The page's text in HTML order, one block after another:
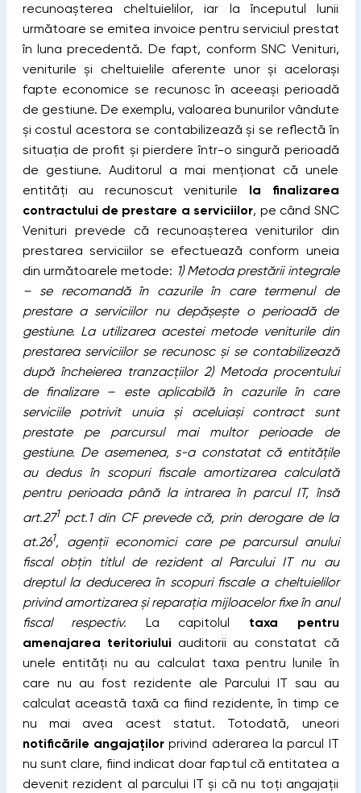
recunoașterea cheltuielilor, iar la începutul lunii
următoare se emitea invoice pentru serviciul prestat
în luna precedentă. De fapt, conform SNC Venituri,
veniturile și cheltuielile aferente unor și acelorași
fapte economice se recunosc în aceeași perioadă
de gestiune. De exemplu, valoarea bunurilor vândute
și costul acestora se contabilizează și se reflectă în
situația de profit și pierdere într-o singură perioadă
de gestiune. Auditorul a mai menționat că unele
entități au recunoscut veniturile la finalizarea
contractului de prestare a serviciilor, pe când SNC
Venituri prevede că recunoașterea veniturilor din
prestarea serviciilor se efectuează conform uneia
din următoarele metode: 1) Metoda prestării integrale
– se recomandă în cazurile în care termenul de
prestare a serviciilor nu depășește o perioadă de
gestiune. La utilizarea acestei metode veniturile din
prestarea serviciilor se recunosc și se contabilizează
după încheierea tranzacțiilor 2) Metoda procentului
de finalizare – este aplicabilă în cazurile în care
serviciile potrivit unuia și aceluiași contract sunt
prestate pe parcursul mai multor perioade de
gestiune. De asemenea, s-a constatat că entitățile
au dedus în scopuri fiscale amortizarea calculată
pentru perioada până la intrarea în parcul IT, însă
art.271pct.1 din CF prevede că, prin derogare de la
at.261, agenții economici care pe parcursul anului
fiscal obțin titlul de rezident al Parcului IT nu au
dreptul la deducerea în scopuri fiscale a cheltuielilor
privind amortizarea și reparația mijloacelor fixe în anul
fiscal respectiv. La capitolul taxa pentru
amenajarea teritoriului auditorii au constatat că
unele entități nu au calculat taxa pentru lunile în
care nu au fost rezidente ale Parcului IT sau au
calculat această taxă ca fiind rezidente, în timp ce
nu mai avea acest statut. Totodată, uneori
notificările angajațilorprivind aderarea la parcul IT
nu sunt clare, fiind indicat doar faptul că entitatea a
devenit rezident al parcului IT și că nu toți angajații